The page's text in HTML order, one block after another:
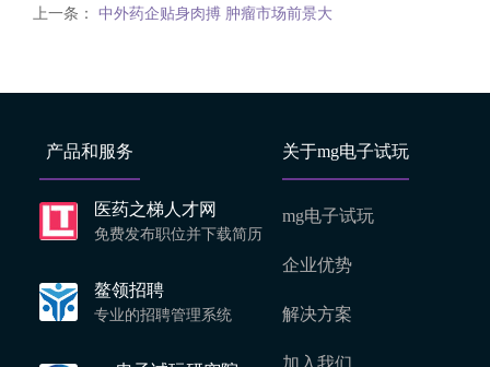
上一条： 中外药企贴身肉搏 肿瘤市场前景大
产品和服务
医药之梯人才网
免费发布职位并下载简历
鳌领招聘
专业的招聘管理系统
关于mg电子试玩
mg电子试玩
企业优势
解决方案
加入我们